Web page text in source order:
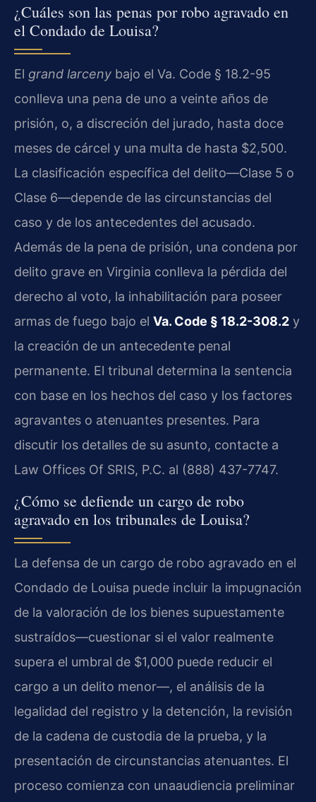
¿Cuáles son las penas por robo agravado en
el Condado de Louisa?
El grand larceny bajo el Va. Code § 18.2-95
conlleva una pena de uno a veinte años de
prisión, o, a discreción del jurado, hasta doce
meses de cárcel y una multa de hasta $2,500.
La clasificación específica del delito—Clase 5 o
Clase 6—depende de las circunstancias del
caso y de los antecedentes del acusado.
Además de la pena de prisión, una condena por
delito grave en Virginia conlleva la pérdida del
derecho al voto, la inhabilitación para poseer
armas de fuego bajo el Va. Code § 18.2-308.2 y
la creación de un antecedente penal
permanente. El tribunal determina la sentencia
con base en los hechos del caso y los factores
agravantes o atenuantes presentes. Para
discutir los detalles de su asunto, contacte a
Law Offices Of SRIS, P.C. al (888) 437-7747.
¿Cómo se defiende un cargo de robo
agravado en los tribunales de Louisa?
La defensa de un cargo de robo agravado en el
Condado de Louisa puede incluir la impugnación
de la valoración de los bienes supuestamente
sustraídos—cuestionar si el valor realmente
supera el umbral de $1,000 puede reducir el
cargo a un delito menor—, el análisis de la
legalidad del registro y la detención, la revisión
de la cadena de custodia de la prueba, y la
presentación de circunstancias atenuantes. El
proceso comienza con unaaudiencia preliminar